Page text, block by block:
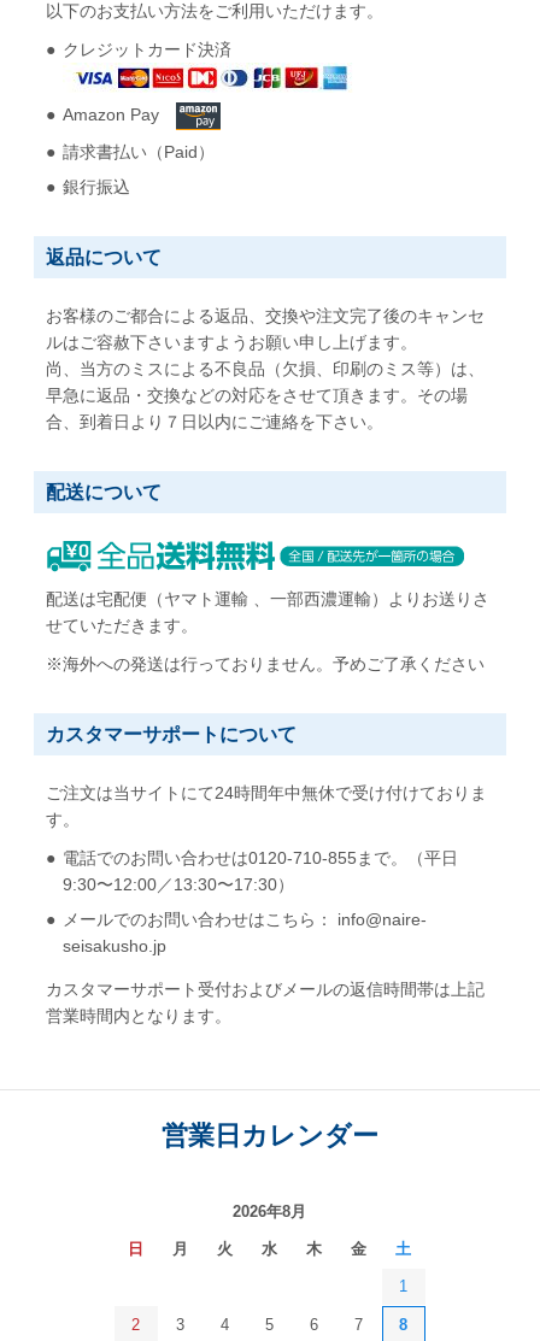
以下のお支払い方法をご利用いただけます。
クレジットカード決済
Amazon Pay
請求書払い（Paid）
銀行振込
返品について
お客様のご都合による返品、交換や注文完了後のキャンセ
ルはご容赦下さいますようお願い申し上げます。
尚、当方のミスによる不良品（欠損、印刷のミス等）は、
早急に返品・交換などの対応をさせて頂きます。その場
合、到着日より７日以内にご連絡を下さい。
配送について
配送は宅配便（ヤマト運輸 、一部西濃運輸）よりお送りさ
せていただきます。
※海外への発送は行っておりません。予めご了承ください
カスタマーサポートについて
ご注文は当サイトにて24時間年中無休で受け付けておりま
す。
電話でのお問い合わせは0120-710-855まで。（平日
9:30〜12:00／13:30〜17:30）
メールでのお問い合わせはこちら： info@naire-
seisakusho.jp
カスタマーサポート受付およびメールの返信時間帯は上記
営業時間内となります。
営業日カレンダー
2026年8月
日 月 火 水 木 金 土
1
2 3 4 5 6 7 8